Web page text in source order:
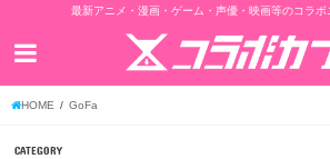
最新アニメ・漫画・ゲーム・声優・映画等のコラボ
HOME GoFa
CATEGORY